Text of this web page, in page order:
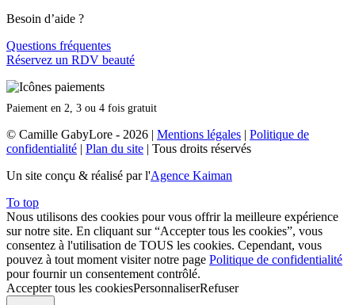
Besoin d’aide ?
Questions fréquentes
Réservez un RDV beauté
Paiement en 2, 3 ou 4 fois gratuit
© Camille GabyLore - 2026 | Mentions légales | Politique de
confidentialité | Plan du site | Tous droits réservés
Un site conçu & réalisé par l'Agence Kaiman
To top
Nous utilisons des cookies pour vous offrir la meilleure expérience
sur notre site. En cliquant sur “Accepter tous les cookies”, vous
consentez à l'utilisation de TOUS les cookies. Cependant, vous
pouvez à tout moment visiter notre page Politique de confidentialité
pour fournir un consentement contrôlé.
Accepter tous les cookiesPersonnaliserRefuser